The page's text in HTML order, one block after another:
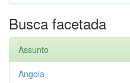
Busca facetada
Assunto
Angola